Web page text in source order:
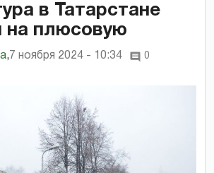
в Татарстане
на плюсовую
, 7 ноября 2024 - 10:34 0